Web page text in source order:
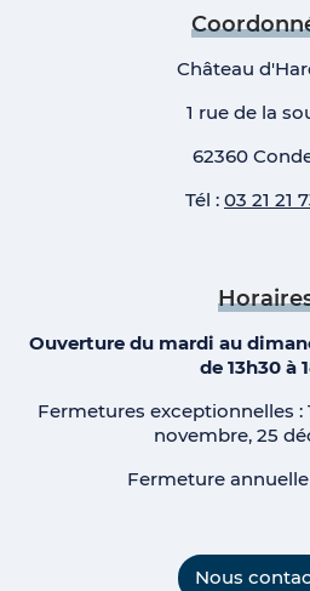
Château
1 rue de la
62360
Tél :03 21 21
Ouverture du mardi au
de 13h30 à
Fermetures exceptionnelles :
novembre, 25
Fermeture
Nous